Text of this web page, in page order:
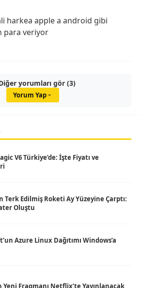
harkea apple a android gibi
para veriyor
yorumları gör (3)
Yorum Yap
V6 Türkiye’de: İşte Fiyatı ve
Terk Edilmiş Roketi Ay Yüzeyine Çarptı:
Oluştu
Azure Linux Dağıtımı Windows’a
Yeni Fragmanı Netflix’te Yayınlanacak